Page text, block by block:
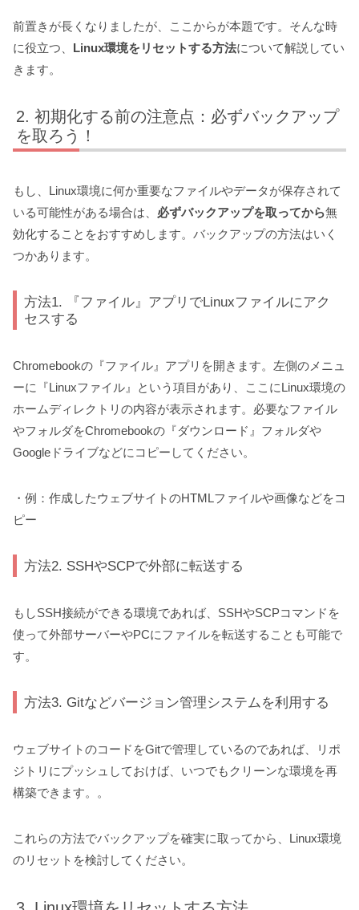
前置きが長くなりましたが、ここからが本題です。そんな時
に役立つ、 Linux環境をリセットする方法について解説してい
きます。
初期化する前の注意点：必ずバックアップ
を取ろう！
もし、Linux環境に何か重要なファイルやデータが保存されて
いる可能性がある場合は、 必ずバックアップを取ってから無
効化することをおすすめします。バックアップの方法はいく
つかあります。
方法1. 『ファイル』アプリでLinuxファイルにアク
セスする
Chromebookの『ファイル』アプリを開きます。左側のメニュ
ーに『Linuxファイル』という項目があり、ここにLinux環境の
ホームディレクトリの内容が表示されます。必要なファイル
やフォルダをChromebookの『ダウンロード』フォルダや
Googleドライブなどにコピーしてください。
・例：作成したウェブサイトのHTMLファイルや画像などをコ
ピー
方法2. SSHやSCPで外部に転送する
もしSSH接続ができる環境であれば、SSHやSCPコマンドを
使って外部サーバーやPCにファイルを転送することも可能で
す。
方法3. Gitなどバージョン管理システムを利用する
ウェブサイトのコードをGitで管理しているのであれば、リポ
ジトリにプッシュしておけば、いつでもクリーンな環境を再
構築できます。。
これらの方法でバックアップを確実に取ってから、Linux環境
のリセットを検討してください。